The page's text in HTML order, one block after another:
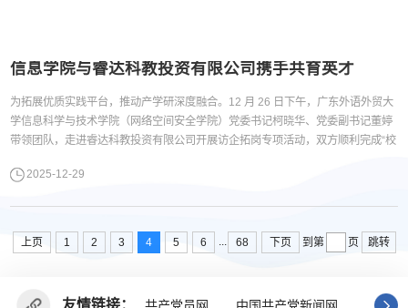
信息学院与睿达科教投资有限公司携手共育英才
为拓展优质实践平台，推动产学研深度融合。12 月 26 日下午，广东外语外贸大
学信息科学与技术学院（网络空间安全学院）党委书记柯晓华、党委副书记董婷
带领团队，走进睿达科教投资有限公司开展访企拓岗专项活动，双方顺利完成“校
耀煜重点阐述了企业在科教投资领域的产业布局、核心业务优势以及特色人才培
2025-12-29
上页 1 2 3 4 5 6 ... 68 下页 到第 页 跳转
友情链接：